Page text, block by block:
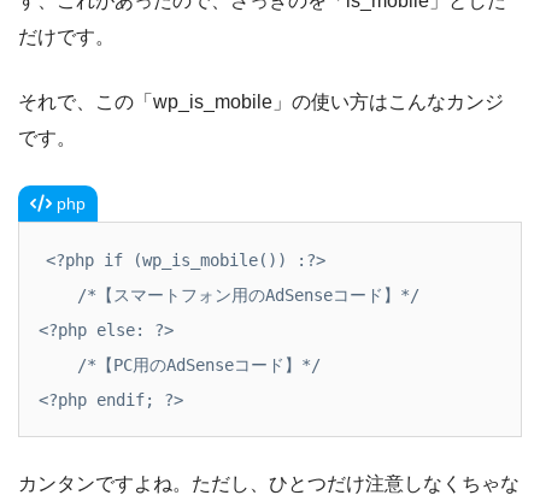
だけです。
それで、この「wp_is_mobile」の使い方はこんなカンジ
です。
php
<?php if (wp_is_mobile()) :?>
<?php else: ?>
<?php endif; ?>
カンタンですよね。ただし、ひとつだけ注意しなくちゃな